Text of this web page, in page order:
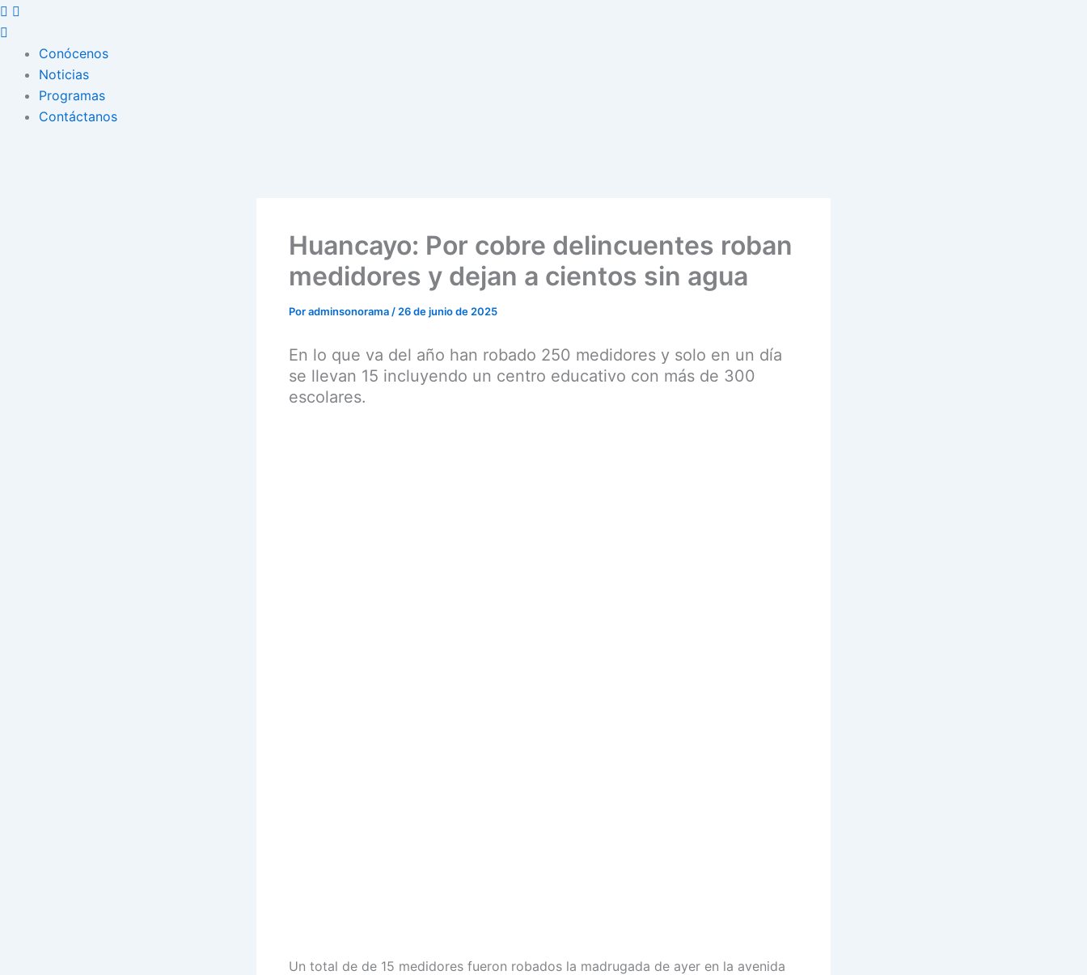
Conócenos
Noticias
Programas
Contáctanos
Huancayo: Por cobre delincuentes roban
medidores y dejan a cientos sin agua
Poradminsonorama / 26 de junio de 2025
En lo que va del año han robado 250 medidores y solo en un día
se llevan 15 incluyendo un centro educativo con más de 300
escolares.
Un total de de 15 medidores fueron robados la madrugada de ayer en la avenida